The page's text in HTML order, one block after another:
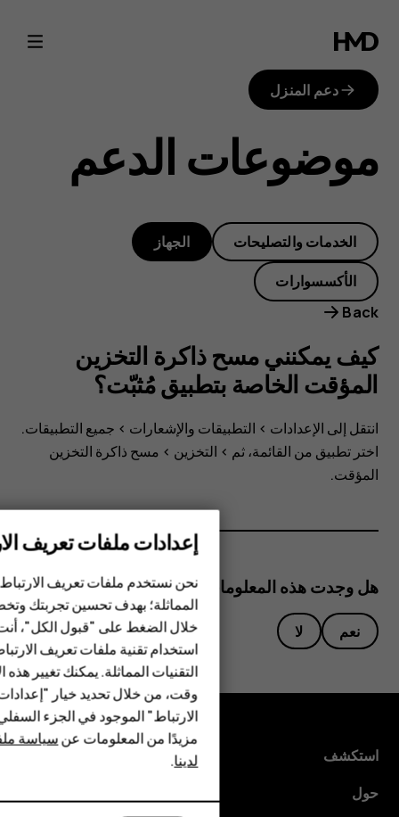
كيف
يمكنني
مسح
ذاكرة
التخزين
المؤقت
الخاصة
بتطبيق
مُثبّت؟
الهواتف الذكية
الهواتف المميزة
الأكسسوارات
HMD Terra M
HMD Watch
للأعمال
دعم المنزل
موضوعات الدعم
الخدمات والتصليحات الجهاز
الأكسسوارات
Back
كيف يمكنني مسح ذاكرة التخزين
المؤقت الخاصة بتطبيق مُثبّت؟
انتقل إلى الإعدادات > التطبيقات والإشعارات > جميع التطبيقات.
اختر تطبيق من القائمة، ثم > التخزين > مسح ذاكرة التخزين
المؤقت.
هل وجدت هذه المعلومات مفيدة؟
نعم لا
استكشف
حول
إعدادات ملفات تعريف
نحن نستخدم ملفات تعريف
المماثلة؛ بهدف تحسين تجربتك
خلال الضغط على "قبول الكل"،
استخدام تقنية ملفات تعريف
التقنيات المماثلة. يمكنك تغيير
وقت، من خلال تحديد خيار
الارتباط" الموجود في الجزء
مزيدًا من المعلومات عنسياسة
لدينا.